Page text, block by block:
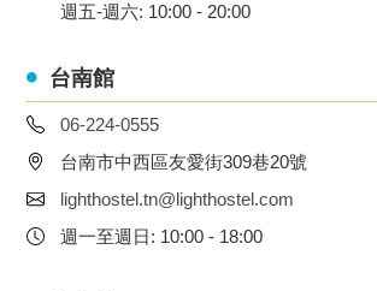
週五-週六: 10:00 - 20:00
台南館
06-224-0555
台南市中西區友愛街309巷20號
lighthostel.tn@lighthostel.com
週一至週日: 10:00 - 18:00